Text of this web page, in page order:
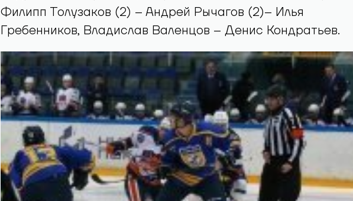
Максим Мальцев – Денис Орлович-Грудков, Михаил
Тихонов – Владислав Сёмин (2); Иван Володин – Михаил
Мальцев (2) – Данила Квартальнов, Николай Кныжов –
Денис Александров; Илья Коренев – Павел Кукштель –
Андрей Алтыбармакян, Георгий Солянников – Иван
Филипп Толузаков (2) – Андрей Рычагов (2)– Илья
Гребенников, Владислав Валенцов – Денис Кондратьев.